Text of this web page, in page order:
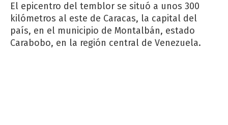
El epicentro del temblor se situó a unos 300
kilómetros al este de Caracas, la capital del
país, en el municipio de Montalbán, estado
Carabobo, en la región central de Venezuela.